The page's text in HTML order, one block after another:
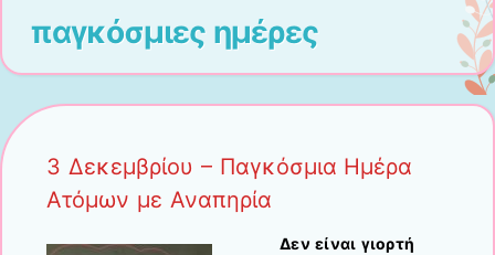
παγκόσμιες ημέρες
3 Δεκεμβρίου – Παγκόσμια Ημέρα
Ατόμων με Αναπηρία
Δεν είναι γιορτή